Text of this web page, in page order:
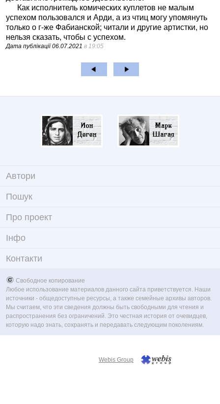
Как исполнитель комических куплетов не малым
успехом пользовался и Арди, а из чтиц могу упомянуть
только о г-же Фабианской; читали и другие артистки, но
нельзя сказать, чтобы с успехом.
Дата публікації06.07.2021 в 19:05
Автори
Пошук
Про проект
Iнфо
Контакти
Свободное копирование
Любое использование материалов данного сайта приветствуется. Наши
источники - общедоступные ресурсы, а также семейные архивы авторов.
Мы считаем, что эти сведения должны быть свободными для чтения и
распространения без ограничений. Это честная история от очевидцев,
которую надо знать, сохранять и передавать следующим поколениям.
Webis Group